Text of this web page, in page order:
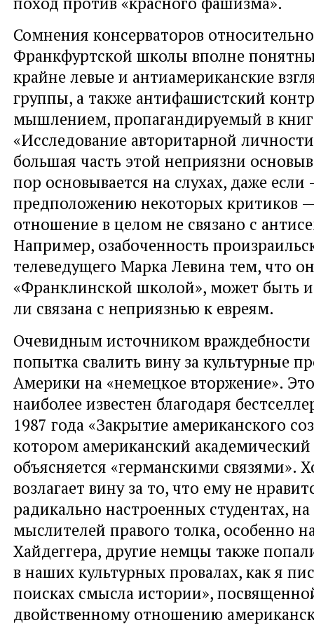
Сомнения консерваторов
Франкфуртской школы вполне
крайне левые и антиамериканские
группы, а также антифашистский
мышлением, пропагандируемый в
«Исследование авторитарной
большая часть этой неприязни
пор основывается на слухах, даже
предположению некоторых критиков
отношение в целом не связано с
Например, озабоченность
телеведущего Марка Левина тем, что
«Франклинской школой», может быть
ли связана с неприязнью к евреям.
Очевидным источником враждебности
попытка свалить вину за культурные
Америки на «немецкое вторжение».
наиболее известен благодаря
1987 года «Закрытие американского
котором американский
объясняется «германскими связями».
возлагает вину за то, что ему не
радикально настроенных студентах,
мыслителей правого толка, особенно
Хайдеггера, другие немцы также
в наших культурных провалах, как я
поисках смысла истории»,
двойственному отношению